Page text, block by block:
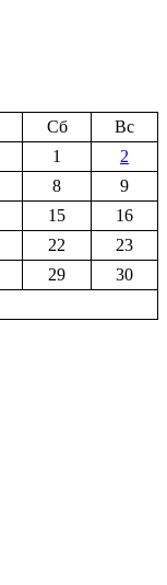
Сб
Вс
1
2
8
9
15
16
22
23
29
30